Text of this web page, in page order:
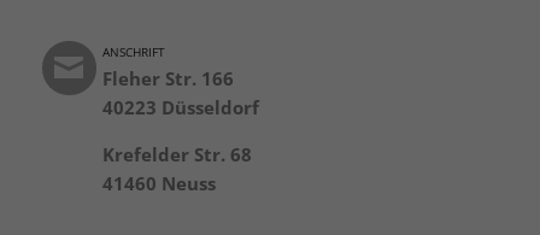
ANSCHRIFT
Fleher Str. 166
40223 Düsseldorf
Krefelder Str. 68
41460 Neuss